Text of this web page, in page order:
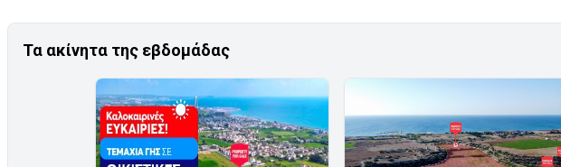
Τα ακίνητα της εβδομάδας